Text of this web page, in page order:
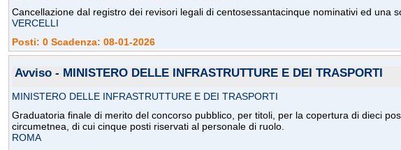
Cancellazione dal registro dei revisori legali di centosessantacinque nominativi ed una
VERCELLI
Posti: 0 Scadenza: 08-01-2026
Avviso - MINISTERO DELLE INFRASTRUTTURE E DEI TRASPORTI
MINISTERO DELLE INFRASTRUTTURE E DEI TRASPORTI
Graduatoria finale di merito del concorso pubblico, per titoli, per la copertura di dieci
circumetnea, di cui cinque posti riservati al personale di ruolo.
ROMA